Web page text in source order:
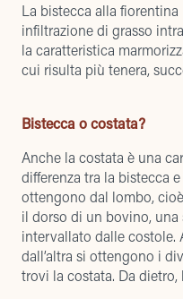
La bistecca alla
infiltrazione di grasso
la caratteristica
cui risulta più tenera,
Bistecca o costata?
Anche la costata è una
differenza tra la bistecca
ottengono dal lombo,
il dorso di un bovino,
intervallato dalle costole.
dall’altra si ottengono i
trovi la costata. Da dietro,